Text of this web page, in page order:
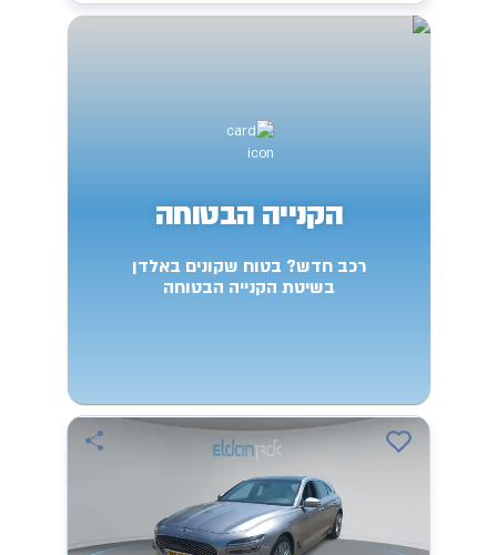
הקנייה הבטוחה
רכב חדש? בטוח שקונים באלדן
בשיטת הקנייה הבטוחה